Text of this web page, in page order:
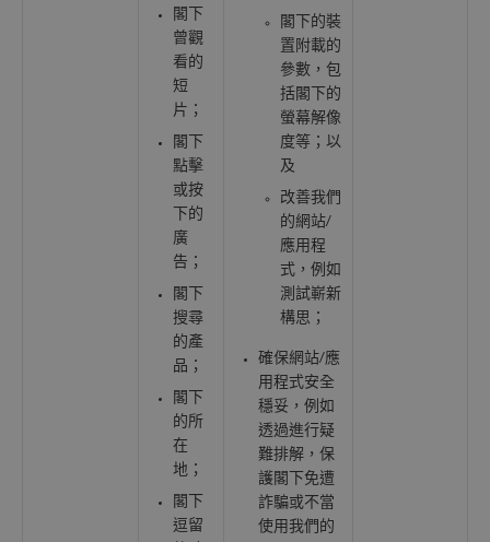
閣下
曾觀
看的
短
片；
閣下
點擊
或按
下的
廣
告；
閣下
搜尋
的產
品；
閣下
的所
在
地；
閣下
逗留
閣下的裝
置附載的
參數，包
括閣下的
螢幕解像
度等；以
及
改善我們
的網站/
應用程
式，例如
測試嶄新
構思；
確保網站/應
用程式安全
穩妥，例如
透過進行疑
難排解，保
護閣下免遭
詐騙或不當
使用我們的